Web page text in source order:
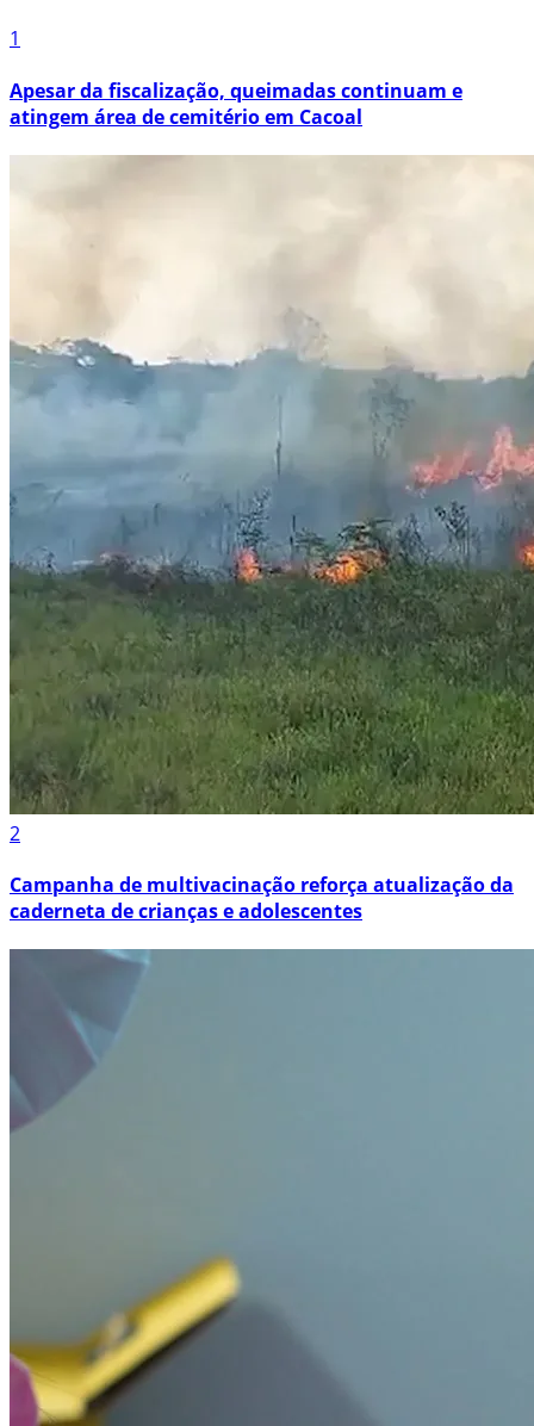
1
Apesar da fiscalização, queimadas continuam e
atingem área de cemitério em Cacoal
2
Campanha de multivacinação reforça atualização da
caderneta de crianças e adolescentes